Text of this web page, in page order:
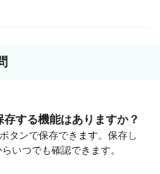
する機能はありますか？
タンで保存できます。保存し
いつでも確認できます。